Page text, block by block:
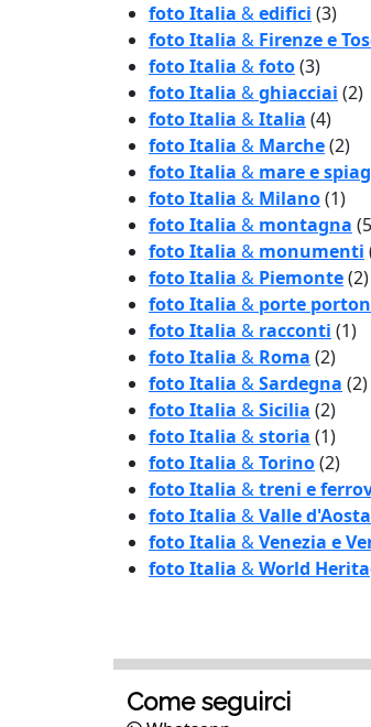
foto Italia &edifici (3)
foto Italia & Firenze e
foto Italia &foto(3)
foto Italia &ghiacciai (2)
foto Italia &Italia (4)
foto Italia & Marche(2)
foto Italia & mare e
foto Italia & Milano(1)
foto Italia & montagna
foto Italia & monumenti
foto Italia & Piemonte(2)
foto Italia & porte
foto Italia & racconti (1)
foto Italia & Roma (2)
foto Italia &Sardegna (2)
foto Italia &Sicilia (2)
foto Italia &storia (1)
foto Italia &Torino(2)
foto Italia &treni e
foto Italia &Valle d'Aosta
foto Italia &Venezia e
foto Italia &World
Come seguirci